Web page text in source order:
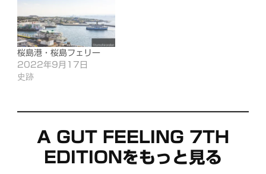
桜島港・桜島フェリー
2022年9月17日
史跡
A GUT FEELING 7TH
EDITIONをもっと見る